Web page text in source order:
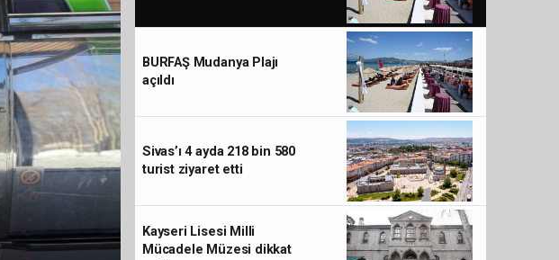
Konya Karatay’da doğayla buluşma
BURFAŞ Mudanya Plajı
açıldı
Sivas’ı 4 ayda 218 bin 580
turist ziyaret etti
Kayseri Lisesi Milli
Mücadele Müzesi dikkat